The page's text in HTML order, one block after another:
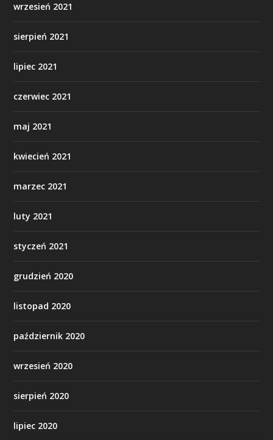
wrzesień 2021
sierpień 2021
lipiec 2021
czerwiec 2021
maj 2021
kwiecień 2021
marzec 2021
luty 2021
styczeń 2021
grudzień 2020
listopad 2020
październik 2020
wrzesień 2020
sierpień 2020
lipiec 2020